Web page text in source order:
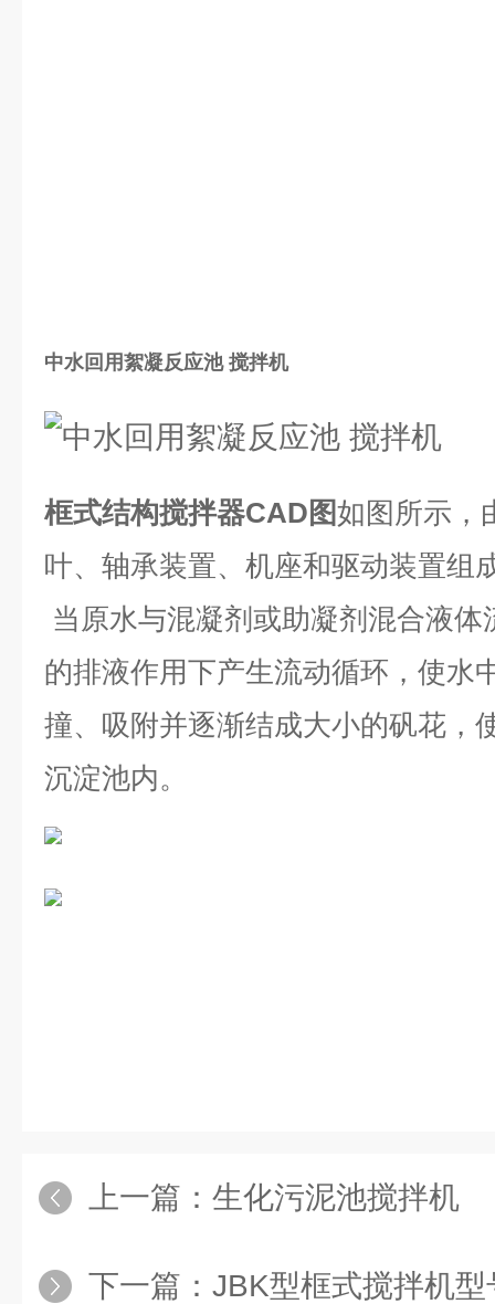
中水回用絮凝反应池 搅拌机
框式结构搅拌器CAD 图如图所示，
叶、轴承装置、机座和驱动装置组
当原水与混凝剂或助凝剂混合液
的排液作用下产生流动循环，使水
撞、吸附并逐渐结成大小的矾花，
沉淀池内。
上一篇： 生化污泥池搅拌机
下一篇： JBK型框式搅拌机型